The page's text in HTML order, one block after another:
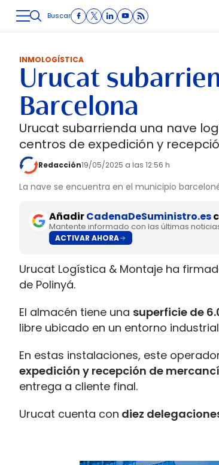
LOGÍSTICA INMOLOGÍSTICA INTRALOGÍSTICA
Buscar
INMOLOGÍSTICA
Urucat
Barcelona
Urucat subarrienda una nave
centros de expedición y
Redacción19/05/2025 a las 12:56 h
La nave se encuentra en el municipio
AñadirCadenaDeSuministro.es
Mantente informado con las últimas
ACTIVAR AHORA
Urucat Logística & Montaje ha
de Polinyá.
El almacén tiene una superficie de
libre ubicado en un entorno
En estas instalaciones, este
expedición y recepción de
entrega a cliente final.
Urucat cuenta con diez